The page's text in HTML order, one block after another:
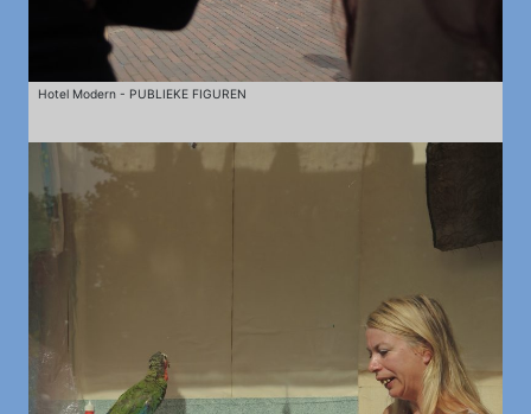
Hotel Modern - PUBLIEKE FIGUREN